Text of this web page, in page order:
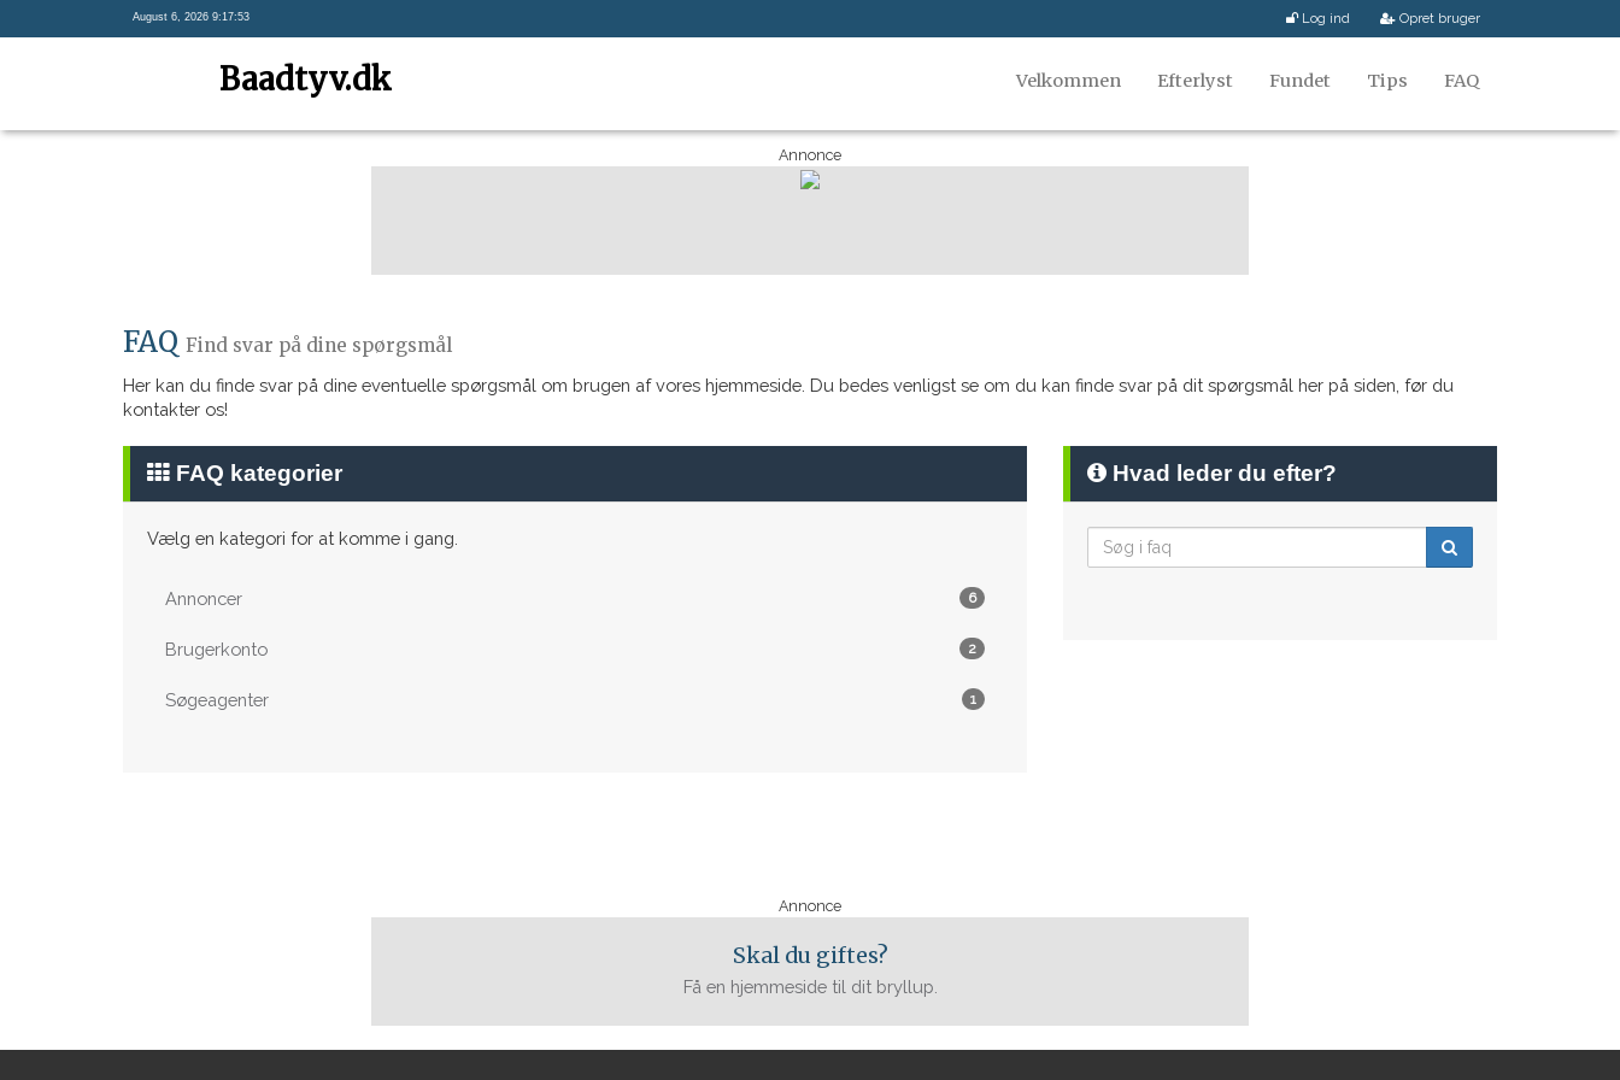
August 6, 2026 9:17:53 Log ind Opret bruger
Baadtyv.dk Velkommen Efterlyst Fundet Tips FAQ
Annonce
FAQ Find svar på dine spørgsmål
Her kan du finde svar på dine eventuelle spørgsmål om brugen af vores hjemmeside. Du bedes venligst se om du kan finde svar på dit spørgsmål her på siden, før du
kontakter os!
FAQ kategorier
Vælg en kategori for at komme i gang.
Annoncer 6
Brugerkonto 2
Søgeagenter 1
Hvad leder du efter?
Annonce
Skal du giftes?
Få en hjemmeside til dit bryllup.